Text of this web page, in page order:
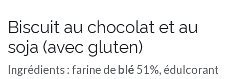
Biscuit au chocolat et au
soja (avec gluten)
Ingrédients : farine de blé 51%, édulcorant